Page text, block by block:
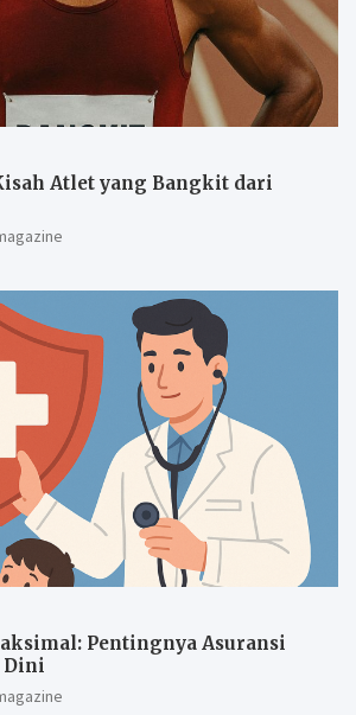
Atlet yang Bangkit dari
Pentingnya Asuransi
Dini